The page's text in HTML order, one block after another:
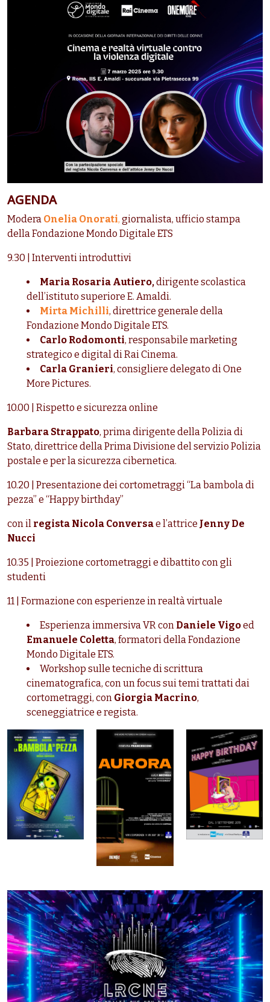
AGENDA
Modera Onelia Onorati, giornalista, ufficio stampa
della Fondazione Mondo Digitale ETS
9.30 | Interventi introduttivi
Maria Rosaria Autiero,dirigente scolastica
dell’istituto superiore E. Amaldi.
Mirta Michilli, direttrice generale della
Fondazione Mondo Digitale ETS.
Carlo Rodomonti, responsabile marketing
strategico e digital di Rai Cinema.
Carla Granieri, consigliere delegato di One
More Pictures.
10.00 | Rispetto e sicurezza online
Barbara Strappato, prima dirigente della Polizia di
Stato, direttrice della Prima Divisione del servizio Polizia
postale e per la sicurezza cibernetica.
10.20 | Presentazione dei cortometraggi “La bambola di
pezza” e “Happy birthday”
conil regista Nicola Conversae l’attrice Jenny De
Nucci
10.35 | Proiezione cortometraggi e dibattito con gli
studenti
11 | Formazione con esperienze in realtà virtuale
Esperienza immersiva VR con Daniele Vigoed
Emanuele Coletta, formatori della Fondazione
Mondo Digitale ETS.
Workshop sulle tecniche di scrittura
cinematografica, con un focus sui temi trattati dai
cortometraggi, con Giorgia Macrino,
sceneggiatrice e regista.